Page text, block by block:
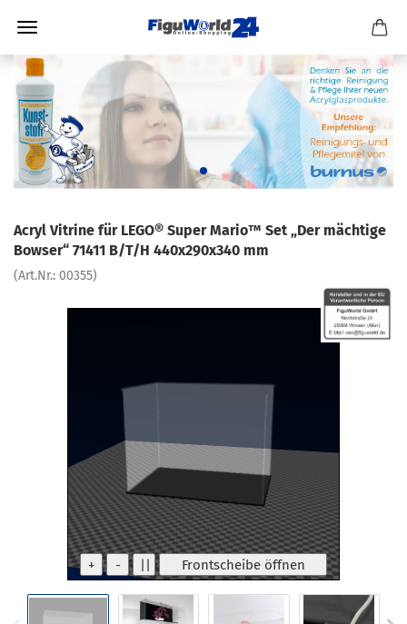
Acryl Vitrine für LEGO® Super Mario™ Set „Der mächtige
Bowser“ 71411 B/T/H 440x290x340 mm
(Art.Nr.: 00355)